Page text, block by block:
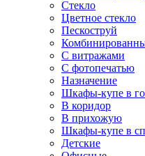
Стекло
Цветное стекло
Пескоструй
С витражами
С фотопечатью
Назначение
Шкафы-купе в
В коридор
В прихожую
Шкафы-купе в
Детские